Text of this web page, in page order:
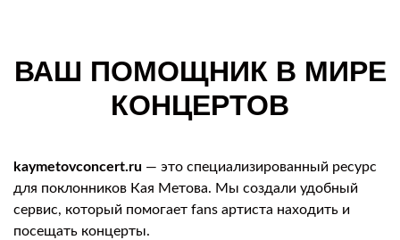
ВАШ ПОМОЩНИК В МИРЕ
КОНЦЕРТОВ
kaymetovconcert.ru — это специализированный ресурс
для поклонников Кая Метова. Мы создали удобный
сервис, который помогает fans артиста находить и
посещать концерты.